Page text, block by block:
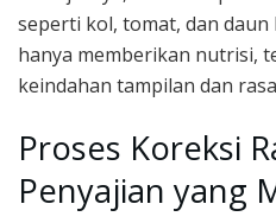
seperti kol, tomat, dan
hanya memberikan nutrisi,
keindahan tampilan dan
Proses Koreksi
Penyajian yang